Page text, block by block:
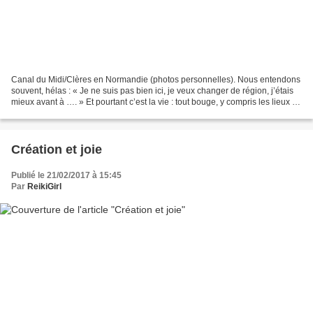
Canal du Midi/Clères en Normandie (photos personnelles). Nous entendons
souvent, hélas : « Je ne suis pas bien ici, je veux changer de région, j’étais
mieux avant à …. » Et pourtant c’est la vie : tout bouge, y compris les lieux de
Création et joie
Publié le 21/02/2017 à 15:45
Par ReikiGirl